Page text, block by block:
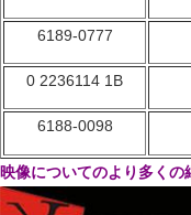
6189-0777
0 2236114 1B
6188-0098
映像についてのより多くの